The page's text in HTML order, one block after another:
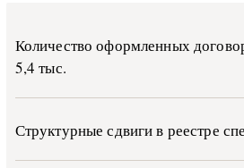
Количество оформленных
5,4 тыс.
Структурные сдвиги в реестре